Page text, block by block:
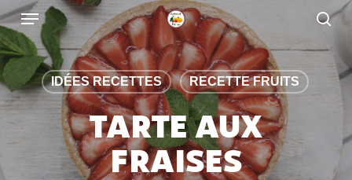
Skip
to
main
content
IDÉES RECETTES RECETTE FRUITS
TARTE AUX
FRAISES